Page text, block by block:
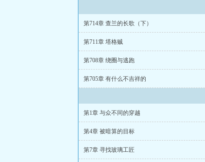
第714章 查兰的长歌（下）
第711章 塔格贼
第708章 绕圈与逃跑
第705章 有什么不吉祥的
第1章 与众不同的穿越
第4章 被暗算的目标
第7章 寻找玻璃工匠